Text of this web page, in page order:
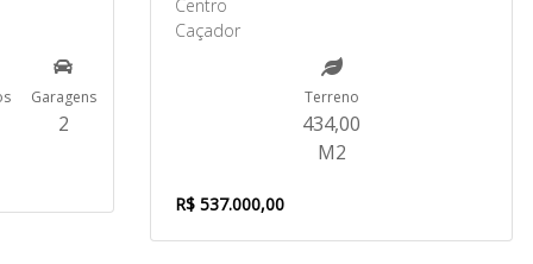
Garagens
2
Centro
Caçador
Terreno
434,00
M2
R$ 537.000,00